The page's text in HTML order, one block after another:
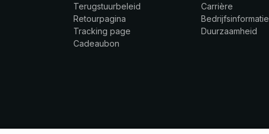
Terugstuurbeleid
Retourpagina
Tracking page
Cadeaubon
Carrière
Bedrijfsinformatie
Duurzaamheid